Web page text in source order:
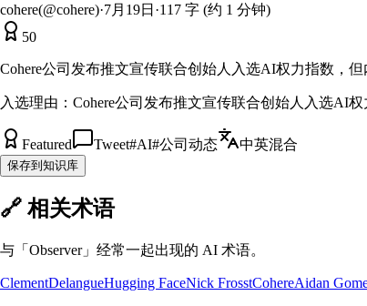
cohere(@cohere)·7月19日 ·117 字 (约 1 分钟)
50
Cohere公司发布推文宣传联合创始人入选AI权力指数，
入选理由： Cohere公司发布推文宣传联合创始人入选AI
Featured Tweet#AI#公司动态 中英混合
保存到知识库
🔗 相关术语
与「 Observer」经常一起出现的 AI 术语。
ClementDelangueHugging FaceNick FrosstCohereAidan